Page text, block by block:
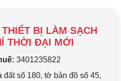
BỊ LÀM SẠCH
THỜI ĐẠI MỚI
3401235822
đất số 180, tờ bản đồ số 45,